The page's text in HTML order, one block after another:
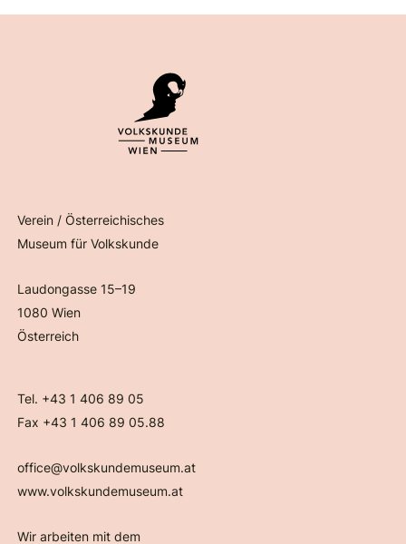
Verein / Österreichisches
Museum für Volkskunde
Laudongasse 15–19
1080 Wien
Österreich
Tel. +43 1 406 89 05
Fax +43 1 406 89 05.88
office@volkskundemuseum.at
www.volkskundemuseum.at
Wir arbeiten mit dem